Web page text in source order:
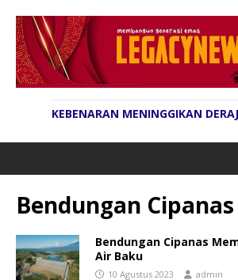
KEBENARAN MENINGGIKAN
Bendungan Cipanas
Bendungan Cipanas
Air Baku
10 Agustus 2023 admin